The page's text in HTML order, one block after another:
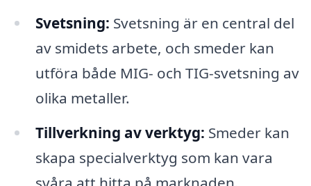
Svetsning: Svetsning är en central del
av smidets arbete, och smeder kan
utföra både MIG- och TIG-svetsning av
olika metaller.
Tillverkning av verktyg: Smeder kan
skapa specialverktyg som kan vara